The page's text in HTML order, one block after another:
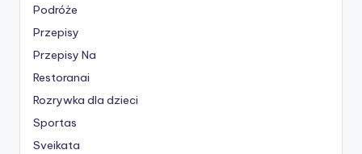
Podróże
Przepisy
Przepisy Na
Restoranai
Rozrywka dla dzieci
Sportas
Sveikata